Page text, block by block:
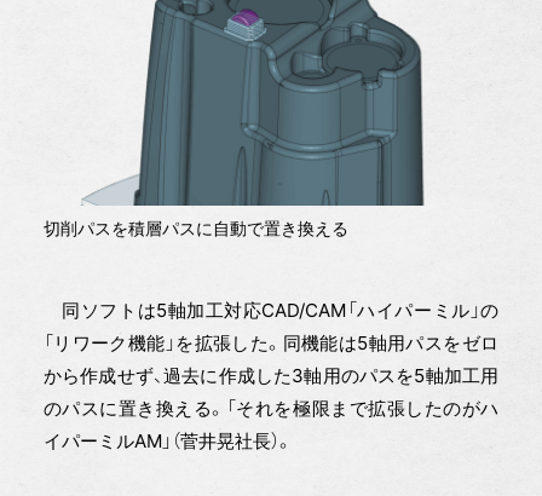
切削パスを積層パスに自動で置き換える
同ソフトは5軸加工対応CAD/CAM「ハイパーミル」の
「リワーク機能」を拡張した。同機能は5軸用パスをゼロ
から作成せず、過去に作成した3軸用のパスを5軸加工用
のパスに置き換える。「それを極限まで拡張したのがハ
イパーミルAM」（菅井晃社長）。